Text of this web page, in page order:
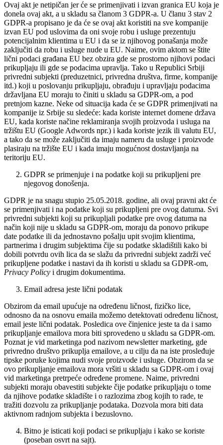
Ovaj akt je netipičan jer će se primenjivati i izvan granica EU koja je
donela ovaj akt, a u skladu sa članom 3 GDPR-a. U članu 3 stav 2
GDPR-a propisano je da će se ovaj akt koristiti na sve kompanije
izvan EU pod uslovima da oni svoje robu i usluge prezentuju
potencijalnim klientima u EU i da se iz njihovog ponašanja može
zaključiti da robu i usluge nude u EU. Naime, ovim aktom se štite
lični podaci građana EU bez obzira gde se prostorno njihovi podaci
prikupljaju ili gde se podacima upravlja. Tako u Republici Srbiji
privredni subjekti (preduzetnici, privredna društva, firme, kompanije
itd.) koji u poslovanju prikupljaju, obrađuju i upravljaju podacima
državljana EU moraju to činiti u skladu sa GDPR-om, a pod
pretnjom kazne. Neke od situacija kada će se GDPR primenjivati na
kompanije iz Srbije su sledeće: kada koriste internet domene država
EU, kada koriste načine reklamiranja svojih proizvoda i usluga na
tržištu EU (Google Adwords npr.) i kada koriste jezik ili valutu EU,
a tako da se može zaključiti da imaju nameru da usluge i proizvode
plasiraju na tržište EU i kada imaju mogućnost dostavljanja na
teritoriju EU.
GDPR se primenjuje i na podatke koji su prikupljeni pre
njegovog donošenja.
GDPR je na snagu stupio 25.05.2018. godine, ali ovaj pravni akt će
se primenjivati i na podatke koji su prikupljeni pre ovog datuma. Svi
privredni subjekti koji su prikupljali podatke pre ovog datuma na
način koji nije u skladu sa GDPR-om, moraju da ponovo prikupe
date podatke ili da jednostavno pošalju upit svojim klientima,
partnerima i drugim subjektima čije su podatke skladištili kako bi
dobili potvrdu ovih lica da se slažu da privredni subjekt zadrži već
prikupljene podatke i nastavi da ih koristi u skladu sa GDPR-om,
Privacy Policy i drugim dokumentima.
Email adresa jeste lični podatak
Obzirom da email upućuje na određenu ličnost, fizičko lice,
odnosno da na osnovu emaila možemo detektovati određenu ličnost,
email jeste lični podatak. Posledica ove činjenice jeste ta da i samo
prikupljanje emailova mora biti sprovedeno u skladu sa GDPR-om.
Poznat je vid marketinga pod nazivom newsletter marketing, gde
privredno društvo prikuplja emailove, a u cilju da na iste prosleđuje
tipske poruke kojima nudi svoje proizvode i usluge. Obzirom da se
ovo prikupljanje emailova mora vršiti u skladu sa GDPR-om i ovaj
vid marketinga pretrpeće određene promene. Naime, privredni
subjekti moraju obavestiti subjekte čije podatke prikupljaju o tome
da njihove podatke skladište i o razlozima zbog kojih to rade, te
tražiti dozvolu za prikupljanje podataka. Dozvola mora biti data
aktivnom radnjom subjekta i bezuslovno.
Bitno je isticati koji podaci se prikupljaju i kako se koriste
(poseban osvrt na sajt).